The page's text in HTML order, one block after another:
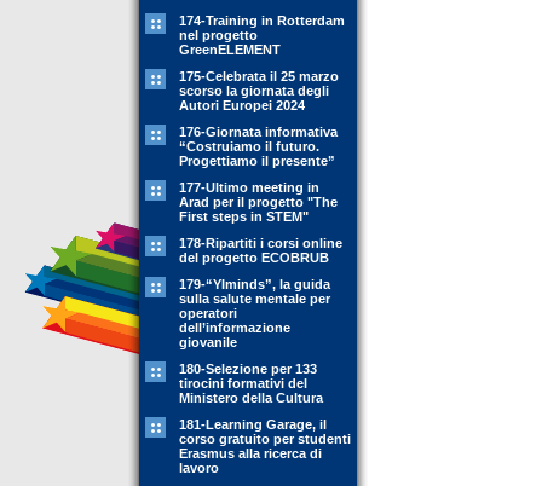
174-Training in Rotterdam
nel progetto
GreenELEMENT
175-Celebrata il 25 marzo
scorso la giornata degli
Autori Europei 2024
176-Giornata informativa
“Costruiamo il futuro.
Progettiamo il presente”
177-Ultimo meeting in
Arad per il progetto "The
First steps in STEM"
178-Ripartiti i corsi online
del progetto ECOBRUB
179-“YIminds”, la guida
sulla salute mentale per
operatori
dell’informazione
giovanile
180-Selezione per 133
tirocini formativi del
Ministero della Cultura
181-Learning Garage, il
corso gratuito per studenti
Erasmus alla ricerca di
lavoro